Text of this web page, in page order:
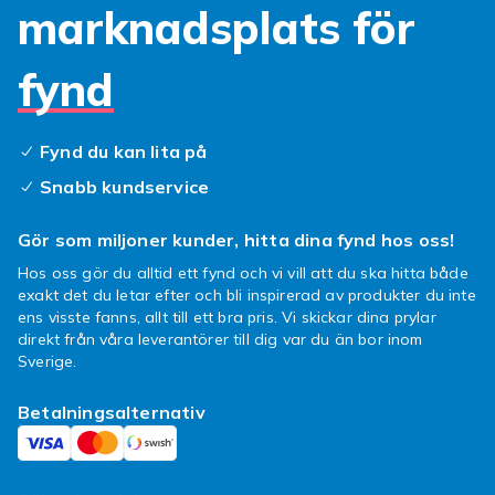
använda polygel för att förlänga dina naglar,
förstärka naturliga naglar eller skapa
fantastiska nail art-designer. Dessutom är
polygel allergivänligt och luktfritt, vilket gör
känsliga för de starka dofterna från
salongskvalitet hemma
Om du är nybörjare och känner dig lite osäker
på hur du ska börja med polygel, oroa dig inte!
Det finns många instruktionsvideor och guider
ditt polygel kit och skapar fantastiska naglar.
Och om du behöver lite inspiration för dina
nageldesigner, varför inte kolla in sociala
marknadsplats för
fynd
Fynd du kan lita på
Snabb kundservice
Gör som miljoner kunder, hitta dina fynd hos oss!
Hos oss gör du alltid ett fynd och vi vill att du ska hitta både
exakt det du letar efter och bli inspirerad av produkter du inte
ens visste fanns, allt till ett bra pris. Vi skickar dina prylar
direkt från våra leverantörer till dig var du än bor inom
Sverige.
Betalningsalternativ